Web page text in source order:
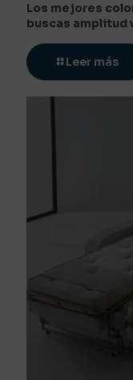
Los mejores
buscas amplitud
Leer más